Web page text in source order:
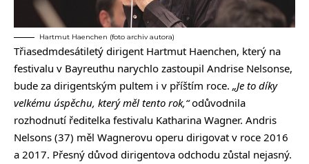
Hartmut Haenchen (foto archiv autora)
Třiasedmdesátiletý dirigent Hartmut Haenchen, který na
festivalu v Bayreuthu narychlo zastoupil Andrise Nelsonse,
bude za dirigentským pultem i v příštím roce. „Je to díky
velkému úspěchu, který měl tento rok,“odůvodnila
rozhodnutí ředitelka festivalu Katharina Wagner. Andris
Nelsons (37) měl Wagnerovu operu dirigovat v roce 2016
a 2017. Přesný důvod dirigentova odchodu zůstal nejasný.